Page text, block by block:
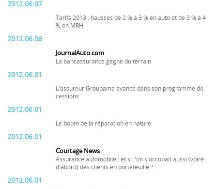
2012.06.07
Tarifs 2013 : hausses de 2 % à 3 % en auto et de 3 % à 4
% en MRH
2012.06.06
JournalAuto.com
La bancassurance gagne du terrain
2012.06.01
L'assureur Groupama avance dans son programme de
cessions
2012.06.01
Le boom de la réparation en nature
2012.06.01
Courtage News
Assurance automobile : et si l'on s'occupait aussi (voire
d'abord) des clients en portefeuille ?
2012.06.01